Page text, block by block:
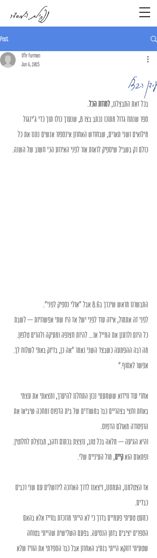
נפילת המסדר
Post
עידן הבצל
Ofir Furman
Jun 6, 2025
בכל זאת התבצלנו, למרות הכל.
ספר שנתח גדול מתוכו נכתב בצו 8, שנערך כולו תוך כדי ג'ינגול
מילואים ושני תארים, שבחודש האחרון אינספור אנשים נתנו את כל
כולם רק בשביל שיספיק לראות אור לפני האירוע הכי חשוב של השנה.
התבשרנו מראש שיכרך ב8.6 אבל "אולי נספיק לפני".
לפני זה אתמול, איזה עוד לפני יש? אז היו שתי אפשרויות – לשבת
כל היום ולרענן את המייל או... להיות חצופה ומעיקה ולהרים טלפון.
מה רבה ההפתעה כשבצד השני נאמר "אה כן, בדיוק באתי לשלוח לך.
אפשר לאסוף."
אחרי עוד ווידוא ששמעתי נכון התחלנו להיערך, ומצאתי את עצמי
באחת וחצי בצהריים כבר במשרדים של בית הדפוס ומחכה שיביאו את
הרפסודה מאולם הדפוס.
והיא הגיעה – מלאה בכל טוב, נוצצת בכתום וזהב, מבוצלת לחלוטין.
ופתאום הוא קיים, מול העיניים שלי.
אז הצטלמנו, העמסנו, ויצאנו לדרך הארוכה לירושלים עם שני רכבים
כבדים.
כמעט טעיתי פעמיים בדרך כי לא הייתי מרוכזת בווייז אלא בהאם
הספרים יציבים בזמן הנסיעה. בפעם השלישית שהייתי בטוחה
שטעיתי דווקא הייתי בנתיב האחרון אבל כבר הספדתי את הוויז שלא